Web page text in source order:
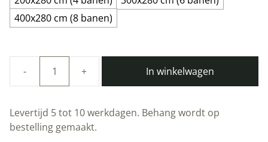
400x280 cm (8 banen)
Underwater
In winkelwagen
Levertijd 5 tot 10 werkdagen. Behang wordt op
bestelling gemaakt.